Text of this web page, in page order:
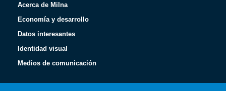
Acerca de Milna
Economía y desarrollo
Datos interesantes
Identidad visual
Medios de comunicación